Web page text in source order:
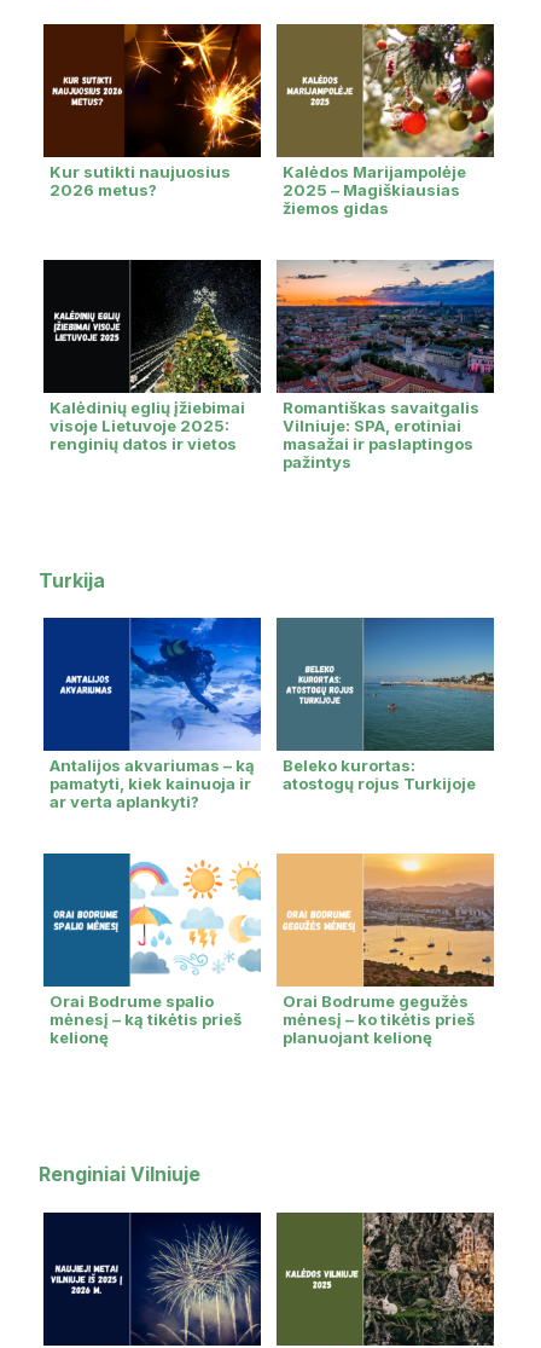
Kur sutikti naujuosius
2026 metus?
Kalėdos Marijampolėje
2025 – Magiškiausias
žiemos gidas
Kalėdinių eglių įžiebimai
visoje Lietuvoje 2025:
renginių datos ir vietos
Romantiškas savaitgalis
Vilniuje: SPA, erotiniai
masažai ir paslaptingos
pažintys
Turkija
Antalijos akvariumas – ką
pamatyti, kiek kainuoja ir
ar verta aplankyti?
Beleko kurortas:
atostogų rojus Turkijoje
Orai Bodrume spalio
mėnesį – ką tikėtis prieš
kelionę
Orai Bodrume gegužės
mėnesį – ko tikėtis prieš
planuojant kelionę
Renginiai Vilniuje